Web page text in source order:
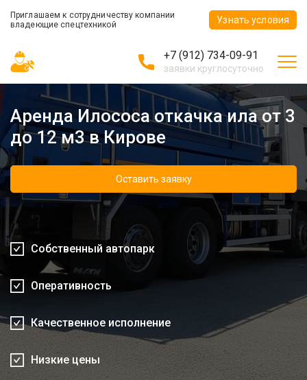
Приглашаем к сотрудничеству компании
владеющие спецтехникой
Узнать условия
+7 (912) 734-09-91
заявки круглосуточно
Аренда Илососа откачка ила от 3
до 12 м3 в Кирове
Оставить заявку
Собственный автопарк
Оперативность
Качественное исполнение
Низкие цены